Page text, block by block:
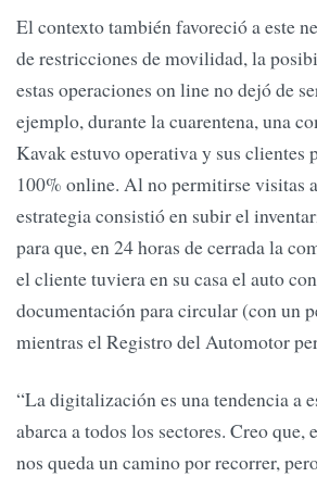
El contexto también favoreció a este
de restricciones de movilidad, la
estas operaciones on line no dejó de
ejemplo, durante la cuarentena, una
Kavak estuvo operativa y sus clientes
100% online. Al no permitirse visitas
estrategia consistió en subir el
para que, en 24 horas de cerrada la
el cliente tuviera en su casa el auto
documentación para circular (con un
mientras el Registro del Automotor
“La digitalización es una tendencia a
abarca a todos los sectores. Creo que,
nos queda un camino por recorrer,